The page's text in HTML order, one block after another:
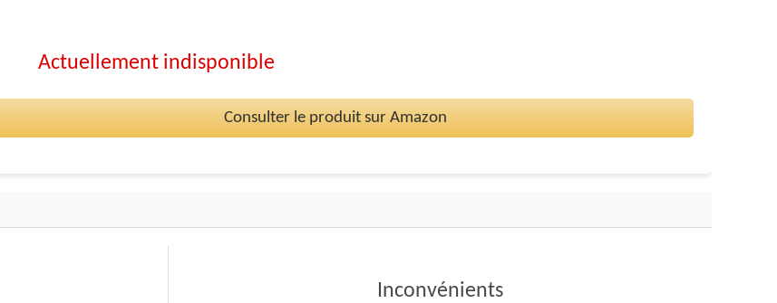
Actuellement indisponible
Consulter le produit sur Amazon
Inconvénients